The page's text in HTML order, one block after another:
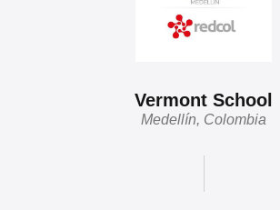
Vermont School
Medellín, Colombia